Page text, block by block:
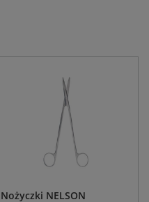
Nożyczki NELSON